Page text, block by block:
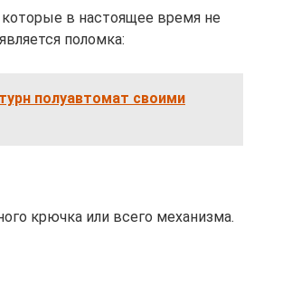
в настоящее время не
поломка:
полуавтомат своими
крючка или всего механизма.